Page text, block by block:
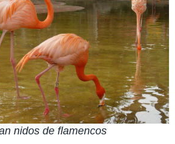
nidos de flamencos